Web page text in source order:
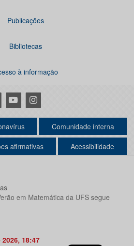
Publicações
Bibliotecas
à informação
YoutubeInstagram
Comunidade interna
afirmativas Acessibilidade
em Matemática da UFS segue
18:47